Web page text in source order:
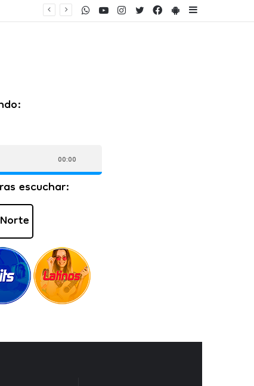
PlayStore
Facebook
Twitter
Instagram
Youtube
WhatsApp